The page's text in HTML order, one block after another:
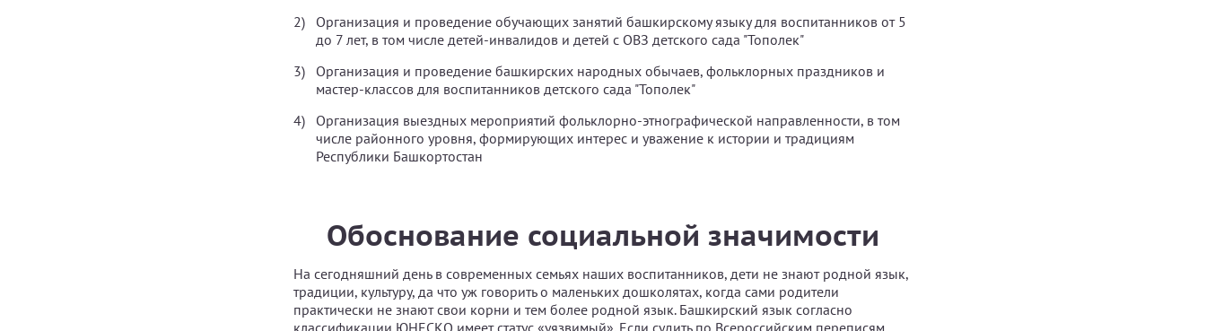
Организация и проведение обучающих занятий башкирскому языку для воспитанников от 5
до 7 лет, в том числе детей-инвалидов и детей с ОВЗ детского сада "Тополек"
Организация и проведение башкирских народных обычаев, фольклорных праздников и
мастер-классов для воспитанников детского сада "Тополек"
Организация выездных мероприятий фольклорно-этнографической направленности, в том
числе районного уровня, формирующих интерес и уважение к истории и традициям
Республики Башкортостан
Обоснование социальной значимости
На сегодняшний день в современных семьях наших воспитанников, дети не знают родной язык,
традиции, культуру, да что уж говорить о маленьких дошколятах, когда сами родители
практически не знают свои корни и тем более родной язык. Башкирский язык согласно
классификации ЮНЕСКО имеет статус «уязвимый». Если судить по Всероссийским переписям